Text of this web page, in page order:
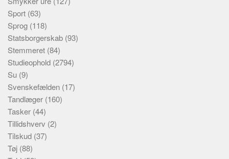
Sport (63)
Sprog (118)
Statsborgerskab (93)
Stemmeret (84)
Studieophold (2794)
Su (9)
Svenskefælden (17)
Tandlæger (160)
Tasker (44)
Tillidshverv (2)
Tilskud (37)
Tøj (88)